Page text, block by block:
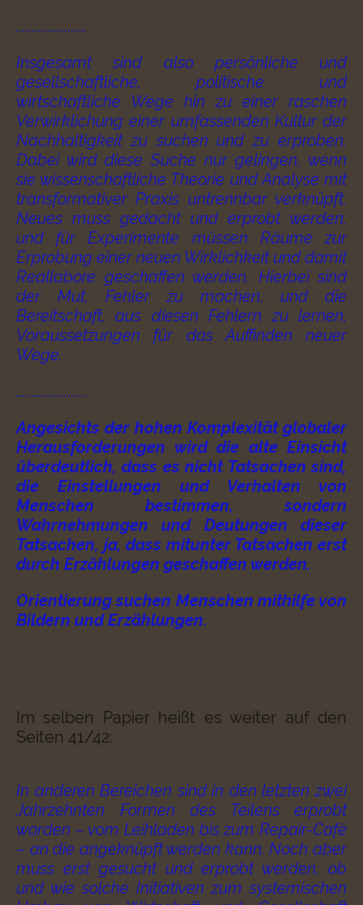
......................
Insgesamt sind also persönliche und
gesellschaftliche, politische und
wirtschaftliche Wege hin zu einer raschen
Verwirklichung einer umfassenden Kultur der
Nachhaltigkeit zu suchen und zu erproben.
Dabei wird diese Suche nur gelingen, wenn
sie wissenschaftliche Theorie und Analyse mit
transformativer Praxis untrennbar verknüpft.
Neues muss gedacht und erprobt werden,
und für Experimente müssen Räume zur
Erprobung einer neuen Wirklichkeit und damit
Reallabore geschaffen werden. Hierbei sind
der Mut, Fehler zu machen, und die
Bereitschaft, aus diesen Fehlern zu lernen,
Voraussetzungen für das Auffinden neuer
Wege.
......................
Angesichts der hohen Komplexität globaler
Herausforderungen wird die alte Einsicht
überdeutlich, dass es nicht Tatsachen sind,
die Einstellungen und Verhalten von
Menschen bestimmen, sondern
Wahrnehmungen und Deutungen dieser
Tatsachen, ja, dass mitunter Tatsachen erst
durch Erzählungen geschaffen werden.
Orientierung suchen Menschen mithilfe von
Bildern und Erzählungen.
Im selben Papier heißt es weiter auf den
Seiten 41/42:
In anderen Bereichen sind in den letzten zwei
Jahrzehnten Formen des Teilens erprobt
worden – vom Leihladen bis zum Repair-Café
– an die angeknüpft werden kann. Noch aber
muss erst gesucht und erprobt werden, ob
und wie solche Initiativen zum systemischen